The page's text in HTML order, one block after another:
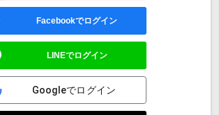
Facebookでログイン
LINEでログイン
Googleでログイン